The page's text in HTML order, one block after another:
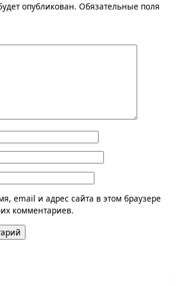
опубликован. Обязательные поля
email и адрес сайта в этом браузере
комментариев.